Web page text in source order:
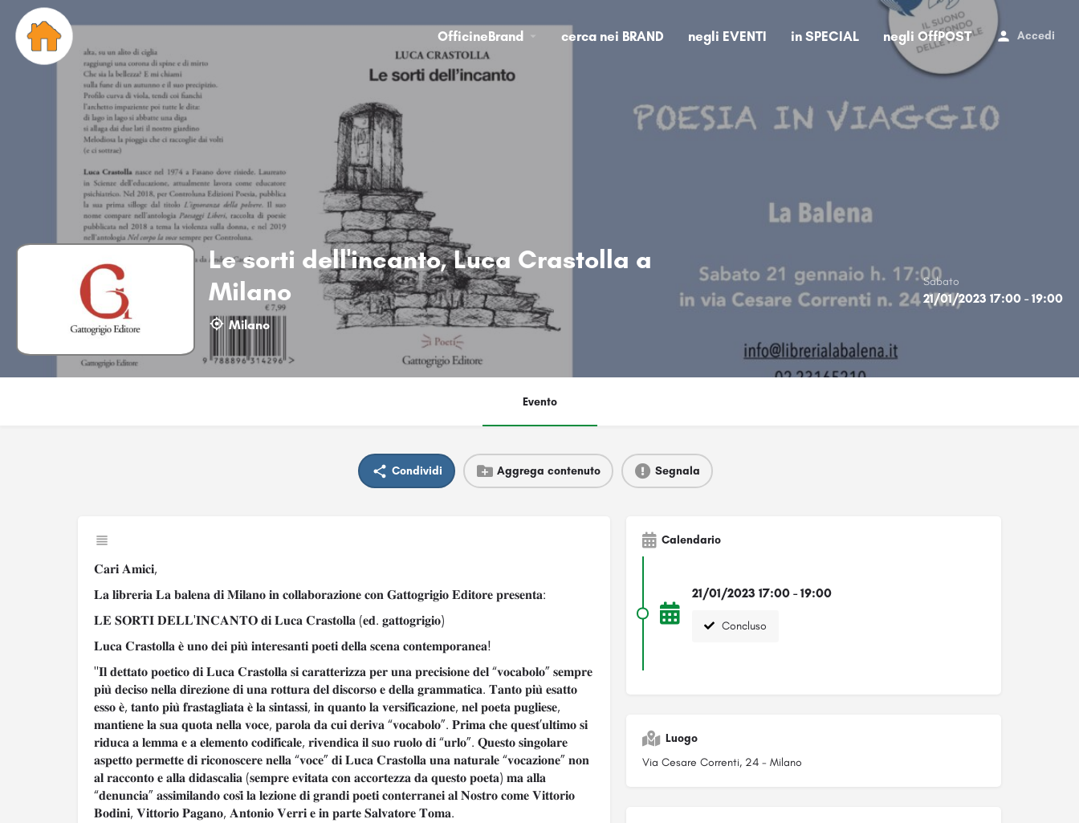
OfficineBrand cerca nei BRAND negli EVENTI in SPECIAL negli OffPOST Accedi
Le sorti dell'incanto, Luca Crastolla a
Milano
Milano
Sabato
21/01/2023 17:00 - 19:00
Evento
Condividi Aggrega contenuto Segnala
𝐂𝐚𝐫𝐢 𝐀𝐦𝐢𝐜𝐢,
𝐋𝐚 𝐥𝐢𝐛𝐫𝐞𝐫𝐢𝐚 𝐋𝐚 𝐛𝐚𝐥𝐞𝐧𝐚 𝐝𝐢 𝐌𝐢𝐥𝐚𝐧𝐨 𝐢𝐧 𝐜𝐨𝐥𝐥𝐚𝐛𝐨𝐫𝐚𝐳𝐢𝐨𝐧𝐞 𝐜𝐨𝐧 𝐆𝐚𝐭𝐭𝐨𝐠𝐫𝐢𝐠𝐢𝐨 𝐄𝐝𝐢𝐭𝐨𝐫𝐞 𝐩𝐫𝐞𝐬𝐞𝐧𝐭𝐚:
𝐋𝐄 𝐒𝐎𝐑𝐓𝐈 𝐃𝐄𝐋𝐋'𝐈𝐍𝐂𝐀𝐍𝐓𝐎 𝐝𝐢 𝐋𝐮𝐜𝐚 𝐂𝐫𝐚𝐬𝐭𝐨𝐥𝐥𝐚 (𝐞𝐝. 𝐠𝐚𝐭𝐭𝐨𝐠𝐫𝐢𝐠𝐢𝐨)
𝐋𝐮𝐜𝐚 𝐂𝐫𝐚𝐬𝐭𝐨𝐥𝐥𝐚 𝐞̀ 𝐮𝐧𝐨 𝐝𝐞𝐢 𝐩𝐢𝐮̀ 𝐢𝐧𝐭𝐞𝐫𝐞𝐬𝐚𝐧𝐭𝐢 𝐩𝐨𝐞𝐭𝐢 𝐝𝐞𝐥𝐥𝐚 𝐬𝐜𝐞𝐧𝐚 𝐜𝐨𝐧𝐭𝐞𝐦𝐩𝐨𝐫𝐚𝐧𝐞𝐚!
"𝐈𝐥 𝐝𝐞𝐭𝐭𝐚𝐭𝐨 𝐩𝐨𝐞𝐭𝐢𝐜𝐨 𝐝𝐢 𝐋𝐮𝐜𝐚 𝐂𝐫𝐚𝐬𝐭𝐨𝐥𝐥𝐚 𝐬𝐢 𝐜𝐚𝐫𝐚𝐭𝐭𝐞𝐫𝐢𝐳𝐳𝐚 𝐩𝐞𝐫 𝐮𝐧𝐚 𝐩𝐫𝐞𝐜𝐢𝐬𝐢𝐨𝐧𝐞 𝐝𝐞𝐥 “𝐯𝐨𝐜𝐚𝐛𝐨𝐥𝐨” 𝐬𝐞𝐦𝐩𝐫𝐞
𝐩𝐢𝐮̀ 𝐝𝐞𝐜𝐢𝐬𝐨 𝐧𝐞𝐥𝐥𝐚 𝐝𝐢𝐫𝐞𝐳𝐢𝐨𝐧𝐞 𝐝𝐢 𝐮𝐧𝐚 𝐫𝐨𝐭𝐭𝐮𝐫𝐚 𝐝𝐞𝐥 𝐝𝐢𝐬𝐜𝐨𝐫𝐬𝐨 𝐞 𝐝𝐞𝐥𝐥𝐚 𝐠𝐫𝐚𝐦𝐦𝐚𝐭𝐢𝐜𝐚. 𝐓𝐚𝐧𝐭𝐨 𝐩𝐢𝐮̀ 𝐞𝐬𝐚𝐭𝐭𝐨
𝐞𝐬𝐬𝐨 𝐞̀, 𝐭𝐚𝐧𝐭𝐨 𝐩𝐢𝐮̀ 𝐟𝐫𝐚𝐬𝐭𝐚𝐠𝐥𝐢𝐚𝐭𝐚 𝐞̀ 𝐥𝐚 𝐬𝐢𝐧𝐭𝐚𝐬𝐬𝐢, 𝐢𝐧 𝐪𝐮𝐚𝐧𝐭𝐨 𝐥𝐚 𝐯𝐞𝐫𝐬𝐢𝐟𝐢𝐜𝐚𝐳𝐢𝐨𝐧𝐞, 𝐧𝐞𝐥 𝐩𝐨𝐞𝐭𝐚 𝐩𝐮𝐠𝐥𝐢𝐞𝐬𝐞,
𝐦𝐚𝐧𝐭𝐢𝐞𝐧𝐞 𝐥𝐚 𝐬𝐮𝐚 𝐪𝐮𝐨𝐭𝐚 𝐧𝐞𝐥𝐥𝐚 𝐯𝐨𝐜𝐞, 𝐩𝐚𝐫𝐨𝐥𝐚 𝐝𝐚 𝐜𝐮𝐢 𝐝𝐞𝐫𝐢𝐯𝐚 “𝐯𝐨𝐜𝐚𝐛𝐨𝐥𝐨”. 𝐏𝐫𝐢𝐦𝐚 𝐜𝐡𝐞 𝐪𝐮𝐞𝐬𝐭’𝐮𝐥𝐭𝐢𝐦𝐨 𝐬𝐢
𝐫𝐢𝐝𝐮𝐜𝐚 𝐚 𝐥𝐞𝐦𝐦𝐚 𝐞 𝐚 𝐞𝐥𝐞𝐦𝐞𝐧𝐭𝐨 𝐜𝐨𝐝𝐢𝐟𝐢𝐜𝐚𝐥𝐞, 𝐫𝐢𝐯𝐞𝐧𝐝𝐢𝐜𝐚 𝐢𝐥 𝐬𝐮𝐨 𝐫𝐮𝐨𝐥𝐨 𝐝𝐢 “𝐮𝐫𝐥𝐨”. 𝐐𝐮𝐞𝐬𝐭𝐨 𝐬𝐢𝐧𝐠𝐨𝐥𝐚𝐫𝐞
𝐚𝐬𝐩𝐞𝐭𝐭𝐨 𝐩𝐞𝐫𝐦𝐞𝐭𝐭𝐞 𝐝𝐢 𝐫𝐢𝐜𝐨𝐧𝐨𝐬𝐜𝐞𝐫𝐞 𝐧𝐞𝐥𝐥𝐚 “𝐯𝐨𝐜𝐞” 𝐝𝐢 𝐋𝐮𝐜𝐚 𝐂𝐫𝐚𝐬𝐭𝐨𝐥𝐥𝐚 𝐮𝐧𝐚 𝐧𝐚𝐭𝐮𝐫𝐚𝐥𝐞 “𝐯𝐨𝐜𝐚𝐳𝐢𝐨𝐧𝐞” 𝐧𝐨𝐧
𝐚𝐥 𝐫𝐚𝐜𝐜𝐨𝐧𝐭𝐨 𝐞 𝐚𝐥𝐥𝐚 𝐝𝐢𝐝𝐚𝐬𝐜𝐚𝐥𝐢𝐚 (𝐬𝐞𝐦𝐩𝐫𝐞 𝐞𝐯𝐢𝐭𝐚𝐭𝐚 𝐜𝐨𝐧 𝐚𝐜𝐜𝐨𝐫𝐭𝐞𝐳𝐳𝐚 𝐝𝐚 𝐪𝐮𝐞𝐬𝐭𝐨 𝐩𝐨𝐞𝐭𝐚) 𝐦𝐚 𝐚𝐥𝐥𝐚
“𝐝𝐞𝐧𝐮𝐧𝐜𝐢𝐚” 𝐚𝐬𝐬𝐢𝐦𝐢𝐥𝐚𝐧𝐝𝐨 𝐜𝐨𝐬𝐢̀ 𝐥𝐚 𝐥𝐞𝐳𝐢𝐨𝐧𝐞 𝐝𝐢 𝐠𝐫𝐚𝐧𝐝𝐢 𝐩𝐨𝐞𝐭𝐢 𝐜𝐨𝐧𝐭𝐞𝐫𝐫𝐚𝐧𝐞𝐢 𝐚𝐥 𝐍𝐨𝐬𝐭𝐫𝐨 𝐜𝐨𝐦𝐞 𝐕𝐢𝐭𝐭𝐨𝐫𝐢𝐨
𝐁𝐨𝐝𝐢𝐧𝐢, 𝐕𝐢𝐭𝐭𝐨𝐫𝐢𝐨 𝐏𝐚𝐠𝐚𝐧𝐨, 𝐀𝐧𝐭𝐨𝐧𝐢𝐨 𝐕𝐞𝐫𝐫𝐢 𝐞 𝐢𝐧 𝐩𝐚𝐫𝐭𝐞 𝐒𝐚𝐥𝐯𝐚𝐭𝐨𝐫𝐞 𝐓𝐨𝐦𝐚.
Calendario
21/01/2023 17:00 - 19:00
Concluso
Luogo
Via Cesare Correnti, 24 - Milano